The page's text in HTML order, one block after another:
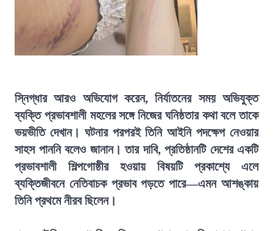
স্নিগ্ধার আরও অভিযোগ করেন, নির্যাতনের সময় অভিযুক্ত
ব্যক্তি প্রভাবশালী মহলের সঙ্গে নিজের ঘনিষ্ঠতার কথা বলে তাকে
ভয়ভীতি দেখান। ঘটনার পরপরই তিনি আইনি পদক্ষেপ নেওয়ার
সাহস পাননি বলেও জানান। তার দাবি, প্রতিষ্ঠানটি দেশের একটি
প্রভাবশালী শিল্পগোষ্ঠীর হওয়ায় বিষয়টি প্রকাশ্যে এলে
ব্যক্তিজীবনে নেতিবাচক প্রভাব পড়তে পারে—এমন আশঙ্কায়
তিনি প্রথমে নীরব ছিলেন।